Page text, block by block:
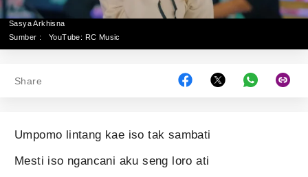
Sasya Arkhisna
Sumber :
YouTube: RC Music
Share
Umpomo lintang kae iso tak sambati
Mesti iso ngancani aku seng loro ati